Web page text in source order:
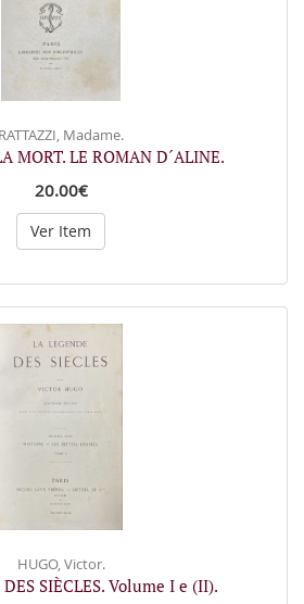
RATTAZZI, Madame.
MORT. LE ROMAN D´ALINE.
20.00€
Ver Item
HUGO, Victor.
SIÈCLES. Volume I e (II).